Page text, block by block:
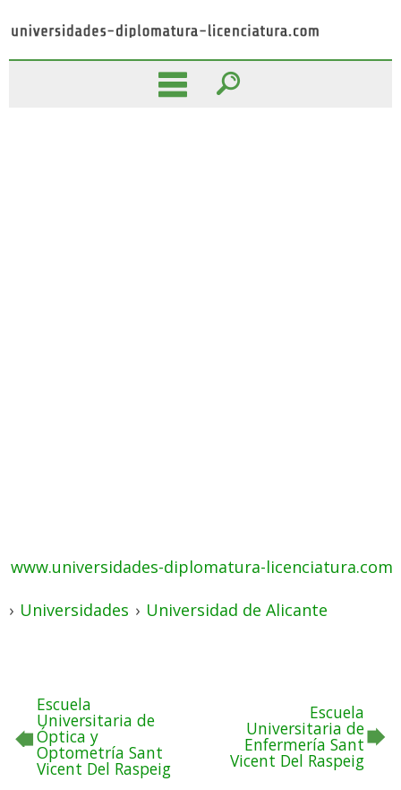
www.universidades-diplomatura-licenciatura.com
› Universidades › Universidad de Alicante
Escuela
Universitaria de
Óptica y
Optometría Sant
Vicent Del Raspeig
Escuela
Universitaria de
Enfermería Sant
Vicent Del Raspeig